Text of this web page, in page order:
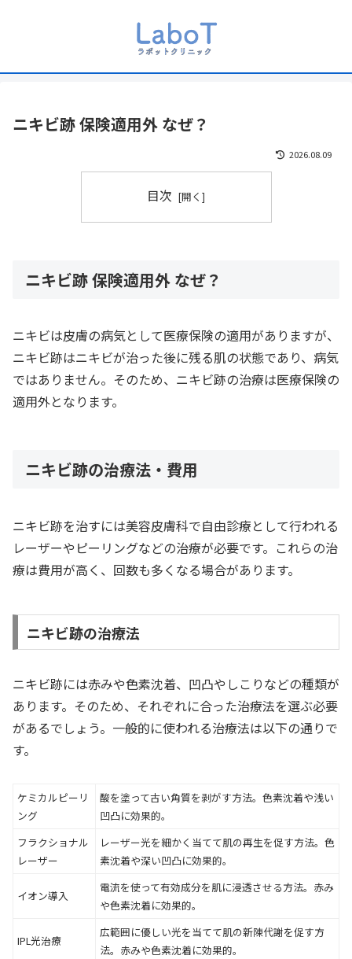
ニキビ跡 保険適用外 なぜ？
2026.08.09
目次
ニキビ跡 保険適用外 なぜ？
ニキビは皮膚の病気として医療保険の適用がありますが、
ニキビ跡はニキビが治った後に残る肌の状態であり、病気
ではありません。そのため、ニキビ跡の治療は医療保険の
適用外となります。
ニキビ跡の治療法・費用
ニキビ跡を治すには美容皮膚科で自由診療として行われる
レーザーやピーリングなどの治療が必要です。これらの治
療は費用が高く、回数も多くなる場合があります。
ニキビ跡の治療法
ニキビ跡には赤みや色素沈着、凹凸やしこりなどの種類が
あります。そのため、それぞれに合った治療法を選ぶ必要
があるでしょう。一般的に使われる治療法は以下の通りで
す。
ケミカルピーリ
ング
酸を塗って古い角質を剥がす方法。色素沈着や浅い
凹凸に効果的。
フラクショナル
レーザー
レーザー光を細かく当てて肌の再生を促す方法。色
素沈着や深い凹凸に効果的。
イオン導入
電流を使って有効成分を肌に浸透させる方法。赤み
や色素沈着に効果的。
IPL光治療
広範囲に優しい光を当てて肌の新陳代謝を促す方
法。赤みや色素沈着に効果的。